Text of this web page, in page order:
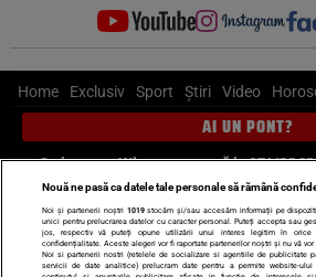
Home Exclusiv Sport Știri Video
AI UN PONT?
Scrie-ne pe Whatsapp, sună la
pont@cancan.ro
Știri interne Știri externe
Ultimele stiri
Diete Insula Iubirii
Nouă ne pasă ca datele tale personale să rămână
Noi și partenerii noștri 1019stocăm și/sau accesăm informații pe
unici pentru prelucrarea datelor cu caracter personal. Puteți accepta sau
jos, respectiv vă puteți opune utilizării unui interes legitim în
confidențialitate. Aceste alegeri vor fi raportate partenerilor noștri și nu vă vor
Noi si partenerii nostri (retelele de socializare si agentiile de publicitate
servicii de date analitice) prelucram date pentru a permite website-ului